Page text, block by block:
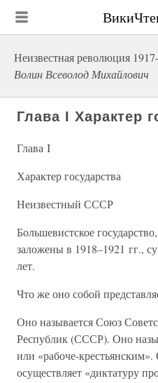
Неизвестная революция
Волин Всеволод Михайлович
Глава I Характер
Глава I
Характер государства
Неизвестный СССР
Большевистское
заложены в 1918–1921 гг.,
лет.
Что же оно собой
Оно называется Союз
Республик (СССР). Оно
или «рабоче-крестьянским».
осуществляет «диктатуру